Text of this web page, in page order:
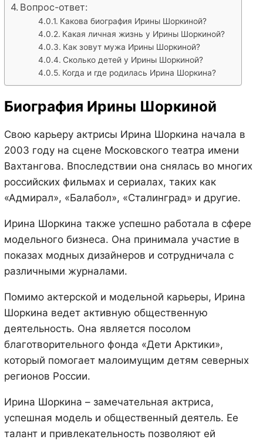
Вопрос-ответ:
Какова биография Ирины Шоркиной?
Какая личная жизнь у Ирины Шоркиной?
Как зовут мужа Ирины Шоркиной?
Сколько детей у Ирины Шоркиной?
Когда и где родилась Ирина Шоркина?
Биография Ирины Шоркиной
Свою карьеру актрисы Ирина Шоркина начала в
2003 году на сцене Московского театра имени
Вахтангова. Впоследствии она снялась во многих
российских фильмах и сериалах, таких как
«Адмирал», «Балабол», «Сталинград» и другие.
Ирина Шоркина также успешно работала в сфере
модельного бизнеса. Она принимала участие в
показах модных дизайнеров и сотрудничала с
различными журналами.
Помимо актерской и модельной карьеры, Ирина
Шоркина ведет активную общественную
деятельность. Она является посолом
благотворительного фонда «Дети Арктики»,
который помогает малоимущим детям северных
регионов России.
Ирина Шоркина – замечательная актриса,
успешная модель и общественный деятель. Ее
талант и привлекательность позволяют ей